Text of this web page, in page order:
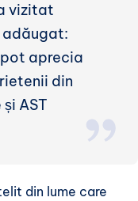
vizitat
adăugat:
aprecia
din
AST
din lume care